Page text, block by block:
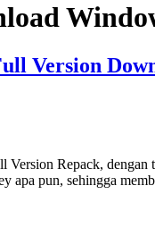
Version
Repack,
apa pun, sehingga